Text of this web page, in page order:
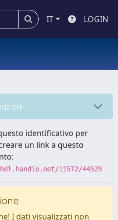
IT LOGIN
identificativo per
un link a questo
11572/44529
I dati visualizzati non